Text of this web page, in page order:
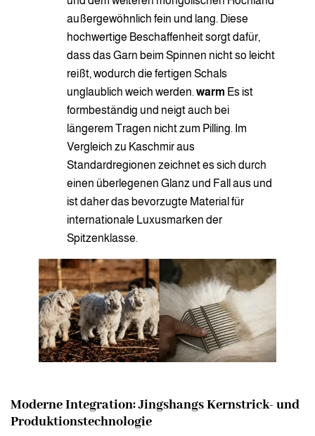
außergewöhnlich fein und lang. Diese
hochwertige Beschaffenheit sorgt dafür,
dass das Garn beim Spinnen nicht so leicht
reißt, wodurch die fertigen Schals
unglaublich weich werden. warm Es ist
formbeständig und neigt auch bei
längerem Tragen nicht zum Pilling. Im
Vergleich zu Kaschmir aus
Standardregionen zeichnet es sich durch
einen überlegenen Glanz und Fall aus und
ist daher das bevorzugte Material für
internationale Luxusmarken der
Spitzenklasse.
Moderne Integration: Jingshangs Kernstrick- und
Produktionstechnologie